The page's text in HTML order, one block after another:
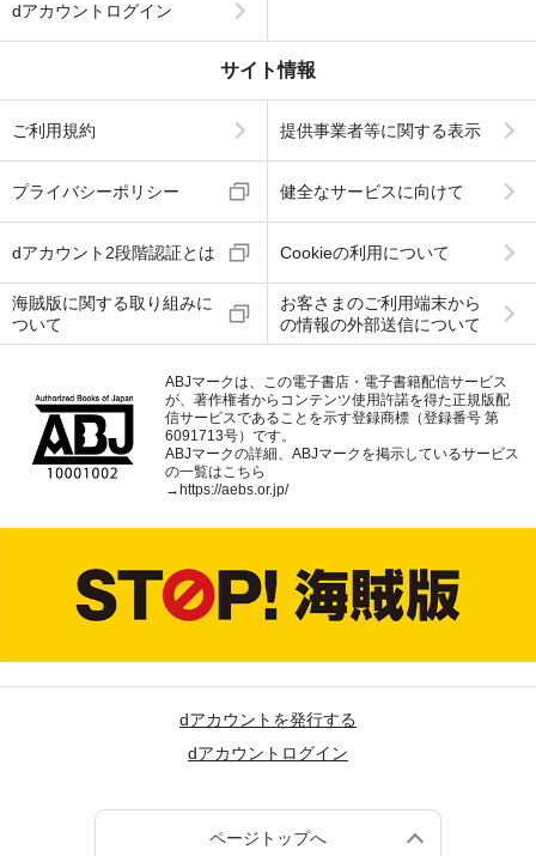
dアカウントログイン
サイト情報
ご利用規約 提供事業者等に関する表示
プライバシーポリシー 健全なサービスに向けて
dアカウント2段階認証とは Cookieの利用について
海賊版に関する取り組みに
ついて
お客さまのご利用端末から
の情報の外部送信について
ABJマークは、この電子書店・電子書籍配信サービス
が、著作権者からコンテンツ使用許諾を得た正規版配
信サービスであることを示す登録商標（登録番号 第
6091713号）です。
ABJマークの詳細、ABJマークを掲示しているサービス
の一覧はこちら
→ https://aebs.or.jp/
dアカウントを発行する
dアカウントログイン
ページトップへ